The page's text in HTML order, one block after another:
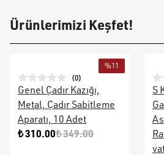
Ürünlerimizi Keşfet!
%11
(0)
Genel Çadır Kazığı,
Metal, Çadır Sabitleme
Aparatı, 10 Adet
₺ 310.00₺ 349.00
S